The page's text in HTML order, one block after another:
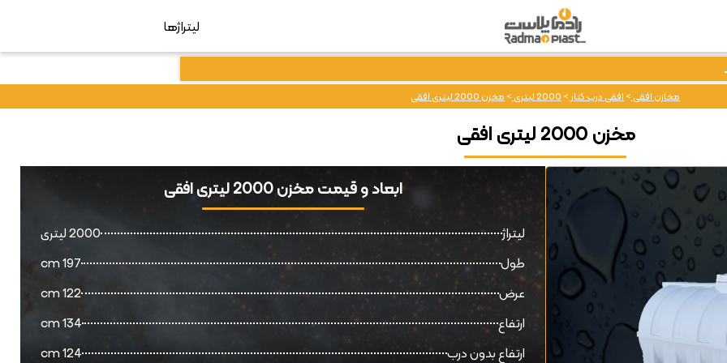
لیتراژها
مخازن افقی>افقی درب کنار>2000 لیتری >مخزن 2000 لیتری افقی
مخزن 2000 لیتری افقی
ابعاد و قیمت مخزن 2000 لیتری افقی
لیتراژ
2000 لیتری
طول
197 cm
عرض
122 cm
ارتفاع
134 cm
ارتفاع بدون درب
124 cm